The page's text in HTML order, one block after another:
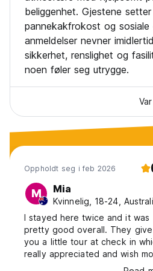
beliggenhet. Gjestene
pannekakfrokost og sosiale
anmeldelser nevner
sikkerhet, renslighet og
noen føler seg utrygge.
Oppholdt seg i feb 2026
M Mia
Kvinnelig, 18-24,
I stayed here twice and it was
pretty good overall. They give
you a little tour at check in
really appreciated and wish
hostels would do the same! The